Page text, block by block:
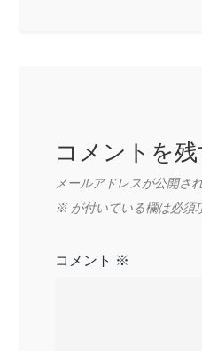
ン
コメントを
メールアドレスが公開さ
※ が付いている欄は必須
コメント ※